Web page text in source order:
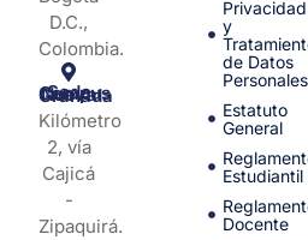
D.C.,
Colombia.
Sede Campus Nueva Granada
Kilómetro
2, vía
Cajicá
-
Zipaquirá.
Privacidad
y
de Datos
Personales
Estatuto
General
Estudiantil
Docente